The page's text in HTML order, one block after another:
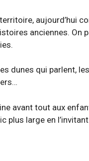
aujourd’hui
anciennes. On
dunes qui parlent,
avant tout aux
plus large en